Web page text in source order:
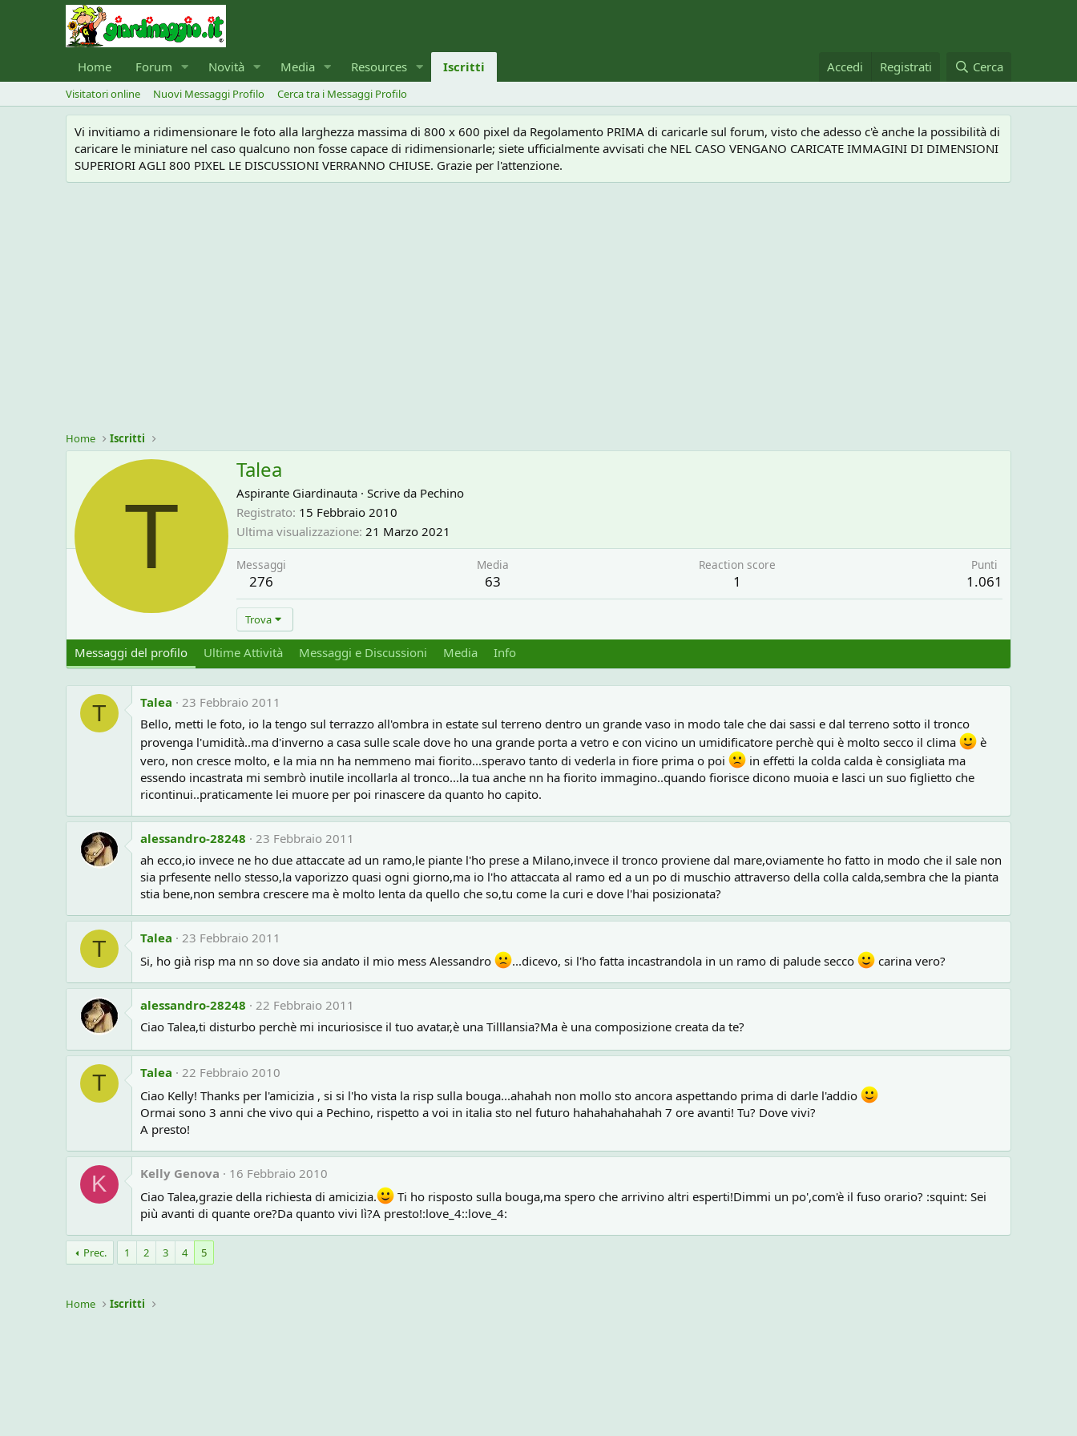
Home Forum Novità Media Resources Iscritti Accedi Registrati Cerca
Visitatori online Nuovi Messaggi Profilo Cerca tra i Messaggi Profilo
Vi invitiamo a ridimensionare le foto alla larghezza massima di 800 x 600 pixel da Regolamento PRIMA di caricarle sul forum, visto che adesso c'è anche la possibilità di
caricare le miniature nel caso qualcuno non fosse capace di ridimensionarle; siete ufficialmente avvisati che NEL CASO VENGANO CARICATE IMMAGINI DI DIMENSIONI
SUPERIORI AGLI 800 PIXEL LE DISCUSSIONI VERRANNO CHIUSE. Grazie per l'attenzione.
Home Iscritti
T
Talea
Aspirante Giardinauta · Scrive da Pechino
Registrato 15 Febbraio 2010
Ultima visualizzazione 21 Marzo 2021
Messaggi
276
Media
63
Reaction score
1
Punti
1.061
Trova
Messaggi del profilo Ultime Attività Messaggi e Discussioni Media Info
T Talea
23 Febbraio 2011
Bello, metti le foto, io la tengo sul terrazzo all'ombra in estate sul terreno dentro un grande vaso in modo tale che dai sassi e dal terreno sotto il tronco
provenga l'umidità..ma d'inverno a casa sulle scale dove ho una grande porta a vetro e con vicino un umidificatore perchè qui è molto secco il clima
è
vero, non cresce molto, e la mia nn ha nemmeno mai fiorito...speravo tanto di vederla in fiore prima o poi
in effetti la colda calda è consigliata ma
essendo incastrata mi sembrò inutile incollarla al tronco...la tua anche nn ha fiorito immagino..quando fiorisce dicono muoia e lasci un suo figlietto che
ricontinui..praticamente lei muore per poi rinascere da quanto ho capito.
alessandro-28248
23 Febbraio 2011
ah ecco,io invece ne ho due attaccate ad un ramo,le piante l'ho prese a Milano,invece il tronco proviene dal mare,oviamente ho fatto in modo che il sale non
sia prfesente nello stesso,la vaporizzo quasi ogni giorno,ma io l'ho attaccata al ramo ed a un po di muschio attraverso della colla calda,sembra che la pianta
stia bene,non sembra crescere ma è molto lenta da quello che so,tu come la curi e dove l'hai posizionata?
T Talea
23 Febbraio 2011
Si, ho già risp ma nn so dove sia andato il mio mess Alessandro
...dicevo, si l'ho fatta incastrandola in un ramo di palude secco carina vero?
alessandro-28248
22 Febbraio 2011
Ciao Talea,ti disturbo perchè mi incuriosisce il tuo avatar,è una Tilllansia?Ma è una composizione creata da te?
T Talea
22 Febbraio 2010
Ciao Kelly! Thanks per l'amicizia , si si l'ho vista la risp sulla bouga...ahahah non mollo sto ancora aspettando prima di darle l'addio
Ormai sono 3 anni che vivo qui a Pechino, rispetto a voi in italia sto nel futuro hahahahahahah 7 ore avanti! Tu? Dove vivi?
A presto!
K Kelly Genova
16 Febbraio 2010
Ciao Talea,grazie della richiesta di amicizia.
Ti ho risposto sulla bouga,ma spero che arrivino altri esperti!Dimmi un po',com'è il fuso orario? :squint: Sei
più avanti di quante ore?Da quanto vivi lì?A presto!:love_4::love_4:
Prec. 1 2 3 4 5
Home Iscritti